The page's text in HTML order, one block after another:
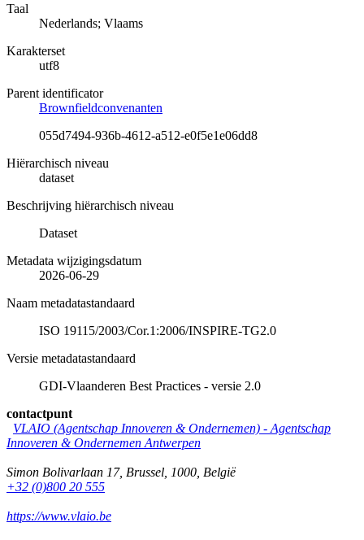
Taal
Nederlands; Vlaams
Karakterset
utf8
Parent identificator
Brownfieldconvenanten
055d7494-936b-4612-a512-e0f5e1e06dd8
Hiërarchisch niveau
dataset
Beschrijving hiërarchisch niveau
Dataset
Metadata wijzigingsdatum
2026-06-29
Naam metadatastandaard
ISO 19115/2003/Cor.1:2006/INSPIRE-TG2.0
Versie metadatastandaard
GDI-Vlaanderen Best Practices - versie 2.0
contactpunt
VLAIO (Agentschap Innoveren & Ondernemen) -Agentschap
Innoveren & Ondernemen Antwerpen
Simon Bolivarlaan 17, Brussel, 1000, België
+32 (0)800 20 555
https://www.vlaio.be